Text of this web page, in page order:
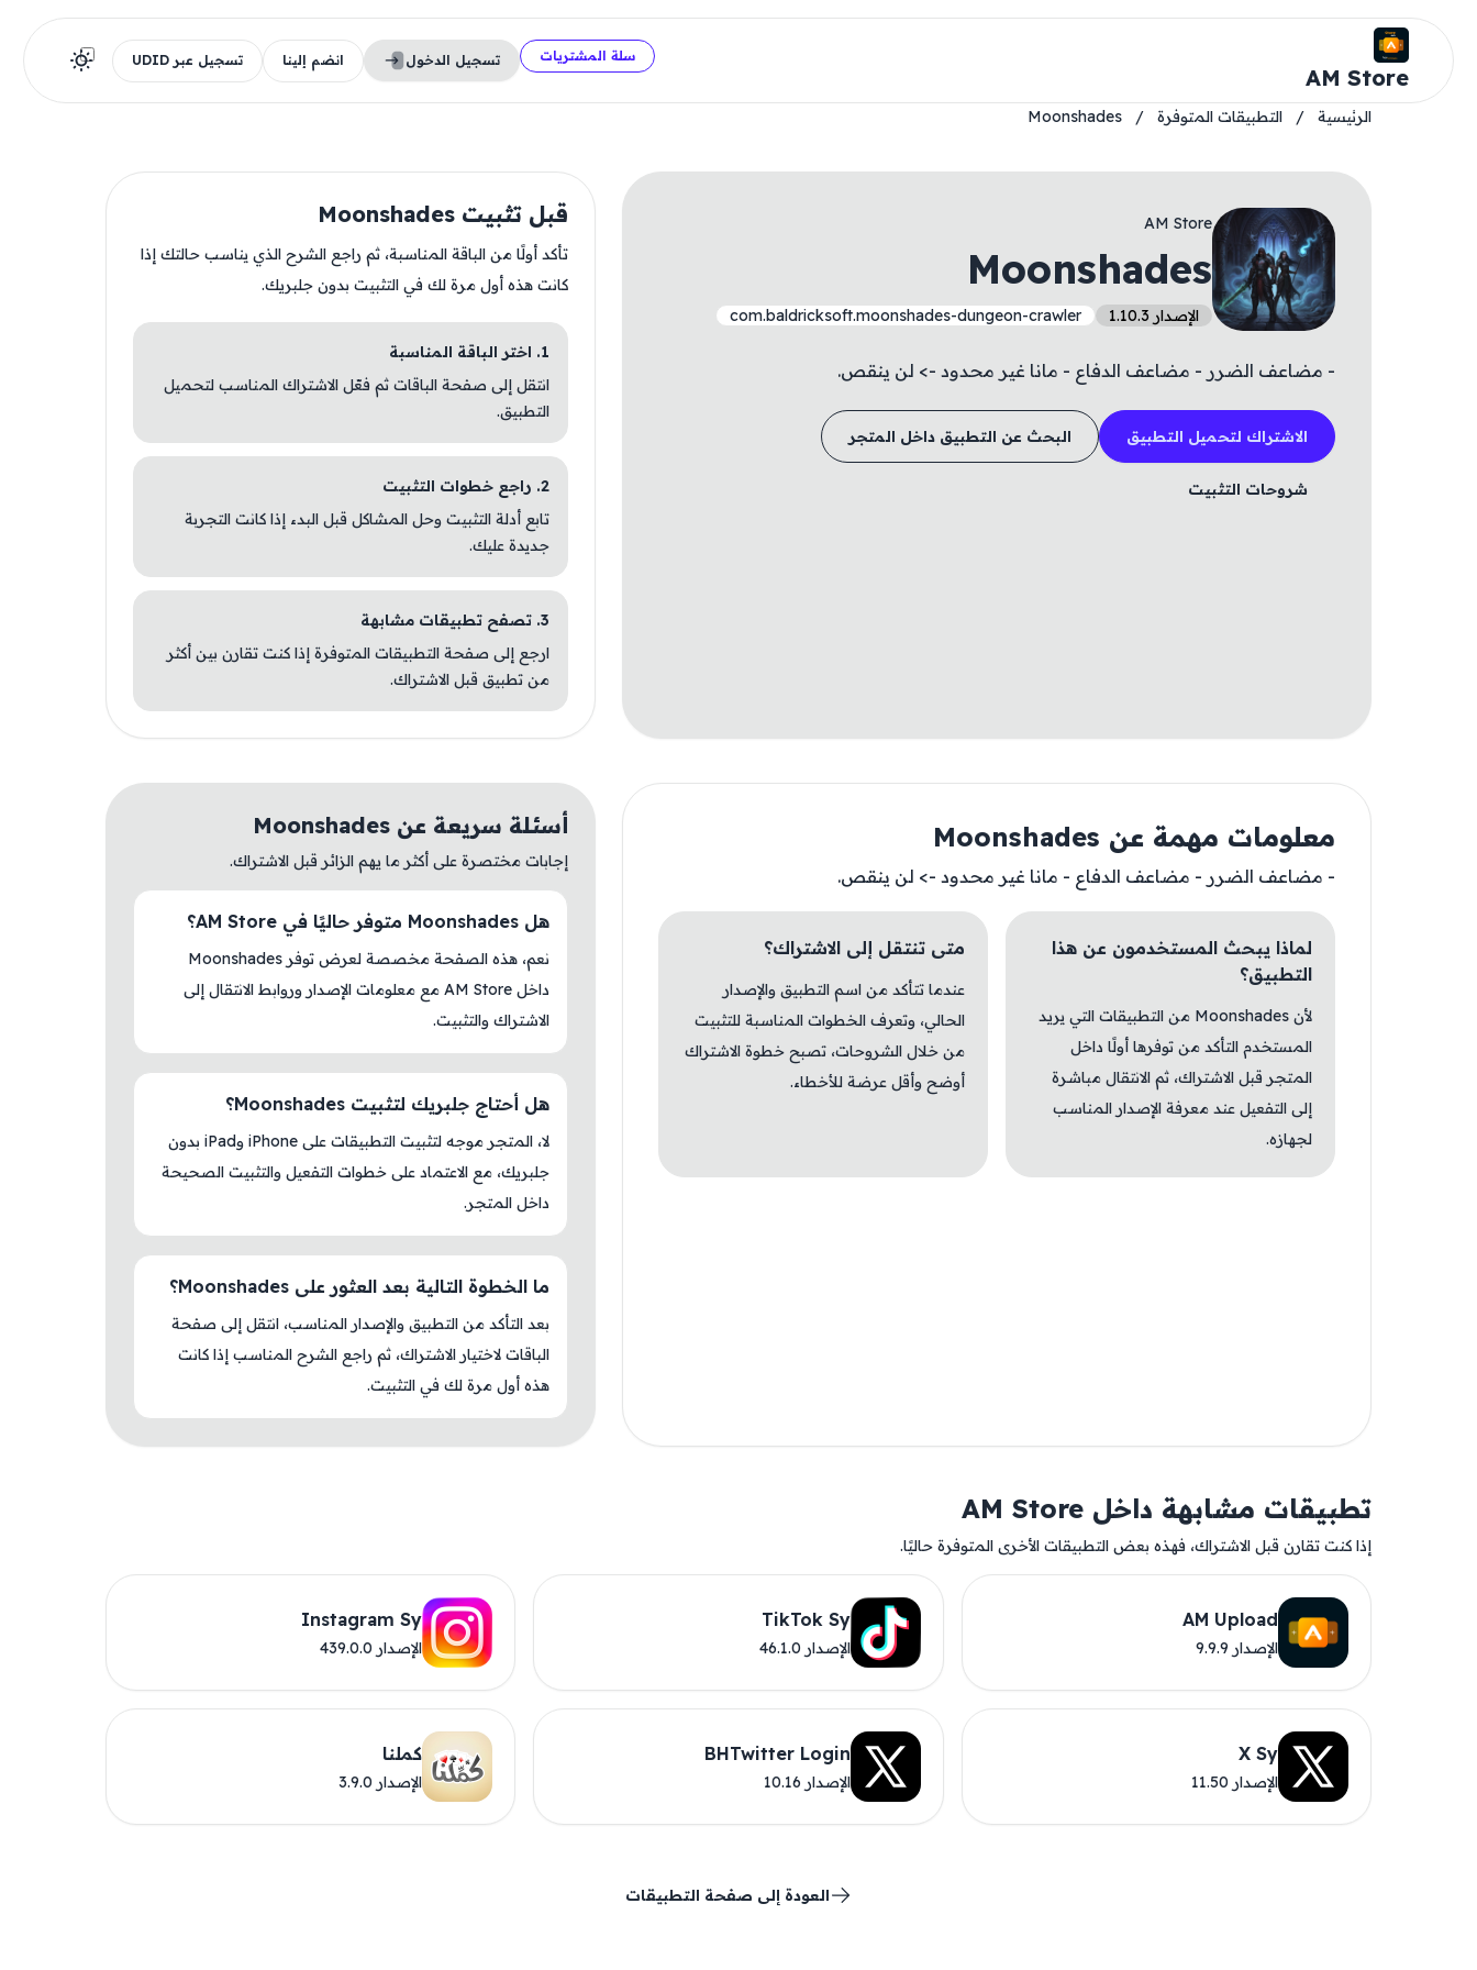
AM Store
سلة المشتريات تسجيل الدخول انضم إلينا تسجيل عبر UDID
الرئيسية / التطبيقات المتوفرة /
Moonshades
AM Store
Moonshades
الإصدار 1.10.3 com.baldricksoft.moonshades-dungeon-crawler
- مضاعف الضرر - مضاعف الدفاع - مانا غير محدود -> لن ينقص.
الاشتراك لتحميل التطبيق البحث عن التطبيق داخل المتجر
شروحات التثبيت
قبل تثبيت Moonshades
تأكد أولًا من الباقة المناسبة، ثم راجع الشرح الذي يناسب حالتك إذا
كانت هذه أول مرة لك في التثبيت بدون جلبريك.
1. اختر الباقة المناسبة
انتقل إلى صفحة الباقات ثم فعّل الاشتراك المناسب لتحميل
التطبيق.
2. راجع خطوات التثبيت
تابع أدلة التثبيت وحل المشاكل قبل البدء إذا كانت التجربة
جديدة عليك.
3. تصفح تطبيقات مشابهة
ارجع إلى صفحة التطبيقات المتوفرة إذا كنت تقارن بين أكثر
من تطبيق قبل الاشتراك.
معلومات مهمة عن Moonshades
- مضاعف الضرر - مضاعف الدفاع - مانا غير محدود -> لن ينقص.
لماذا يبحث المستخدمون عن هذا
التطبيق؟
لأن Moonshades من التطبيقات التي يريد
المستخدم التأكد من توفرها أولًا داخل
المتجر قبل الاشتراك، ثم الانتقال مباشرة
إلى التفعيل عند معرفة الإصدار المناسب
لجهازه.
متى تنتقل إلى الاشتراك؟
عندما تتأكد من اسم التطبيق والإصدار
الحالي، وتعرف الخطوات المناسبة للتثبيت
من خلال الشروحات، تصبح خطوة الاشتراك
أوضح وأقل عرضة للأخطاء.
أسئلة سريعة عن Moonshades
إجابات مختصرة على أكثر ما يهم الزائر قبل الاشتراك.
هل Moonshades متوفر حاليًا في AM Store؟
نعم، هذه الصفحة مخصصة لعرض توفر Moonshades
داخل AM Store مع معلومات الإصدار وروابط الانتقال إلى
الاشتراك والتثبيت.
هل أحتاج جلبريك لتثبيت Moonshades؟
لا، المتجر موجه لتثبيت التطبيقات على iPhone وiPad بدون
جلبريك، مع الاعتماد على خطوات التفعيل والتثبيت الصحيحة
داخل المتجر.
ما الخطوة التالية بعد العثور على Moonshades؟
بعد التأكد من التطبيق والإصدار المناسب، انتقل إلى صفحة
الباقات لاختيار الاشتراك، ثم راجع الشرح المناسب إذا كانت
هذه أول مرة لك في التثبيت.
تطبيقات مشابهة داخل AM Store
إذا كنت تقارن قبل الاشتراك، فهذه بعض التطبيقات الأخرى المتوفرة حاليًا.
AM Upload
الإصدار 9.9.9
TikTok Sy
الإصدار 46.1.0
Instagram Sy
الإصدار 439.0.0
X Sy
الإصدار 11.50
BHTwitter Login
الإصدار 10.16
كملنا
الإصدار 3.9.0
العودة إلى صفحة التطبيقات